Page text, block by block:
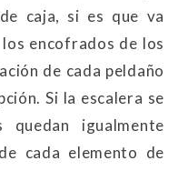
caja, si es que va
encofrados de los
de cada peldaño
Si la escalera se
igualmente
cada elemento de